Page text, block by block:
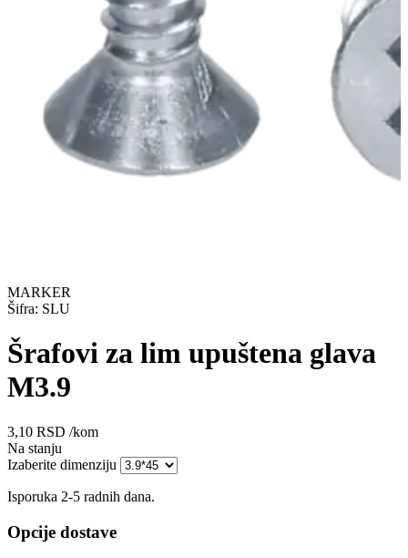
MARKER
Šifra: SLU
Šrafovi za lim upuštena glava
M3.9
3,10 RSD /kom
Na stanju
Izaberite dimenziju
Isporuka 2-5 radnih dana.
Opcije dostave